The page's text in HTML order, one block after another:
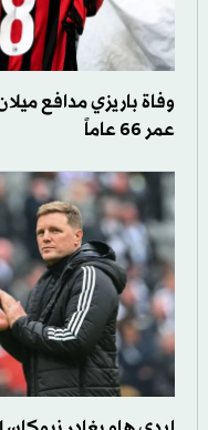
وفاة باريزي مدافع
عمر 66 عاماً